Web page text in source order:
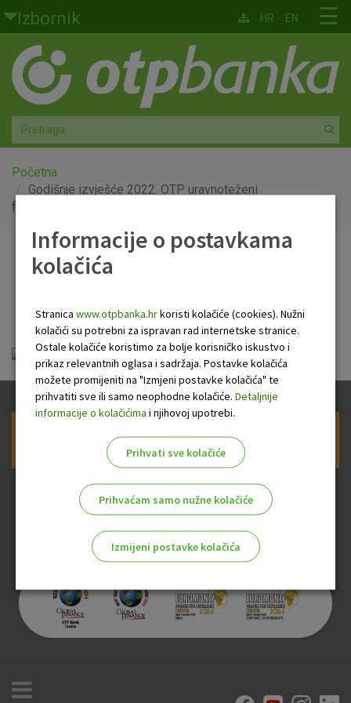
Skoči na glavni sadržaj
Izbornik
Građani
Privatno bankarstvo
Agro
Mala poduzeća i obrtnici
Srednja i velika poduzeća
Globalna tržišta
O nama
☰
HR EN
Početna
Godišnje izvješće 2022. OTP uravnoteženi
fond
Godišnje izvješće 2022.
OTP uravnoteženi fond
FS-03.03 OTP URAVNOTEŽENI 31.12.2022.pdf
Prijava na newsletter OTP banke
Informacije o postavkama
kolačića
Stranica www.otpbanka.hrkoristi kolačiće (cookies). Nužni
kolačići su potrebni za ispravan rad internetske stranice.
Ostale kolačiće koristimo za bolje korisničko iskustvo i
prikaz relevantnih oglasa i sadržaja. Postavke kolačića
možete promijeniti na "Izmjeni postavke kolačića" te
prihvatiti sve ili samo neophodne kolačiće. Detaljnije
informacije o kolačićima i njihovoj upotrebi.
Prihvati sve kolačiće
Prihvaćam samo nužne kolačiće
Izmijeni postavke kolačića